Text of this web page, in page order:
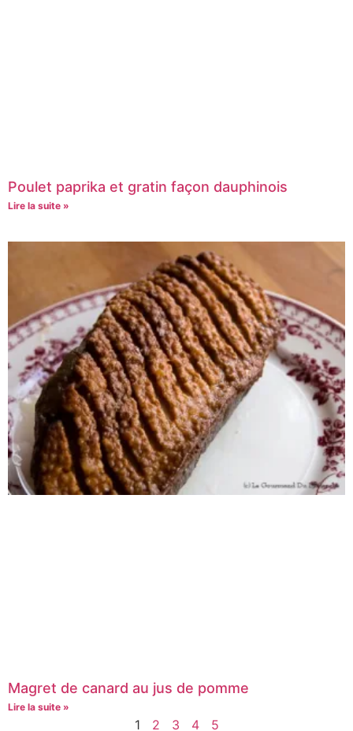
Poulet paprika et gratin façon dauphinois
Lire la suite »
Magret de canard au jus de pomme
Lire la suite »
1 2 3 4 5